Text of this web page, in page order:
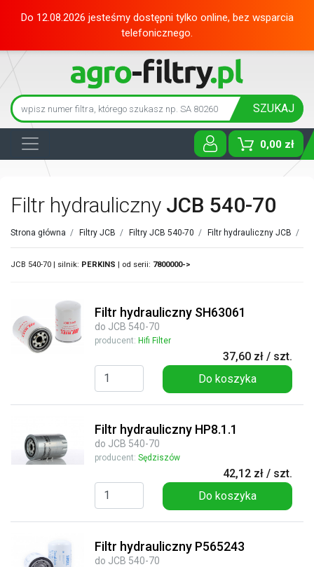
Do 12.08.2026 jesteśmy dostępni tylko online, bez wsparcia
telefonicznego.
SZUKAJ
0,00 zł
Toggle
Filtr hydrauliczny JCB 540-70
Strona główna / Filtry JCB / Filtry JCB 540-70 / Filtr hydrauliczny JCB /
JCB 540-70 | silnik: PERKINS | od serii: 7800000->
Filtr hydrauliczny SH63061
do JCB 540-70
producent: Hifi Filter
37,60 zł / szt.
Do koszyka
Filtr hydrauliczny HP8.1.1
do JCB 540-70
producent: Sędziszów
42,12 zł / szt.
Do koszyka
Filtr hydrauliczny P565243
do JCB 540-70